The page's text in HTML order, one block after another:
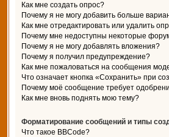
Как мне создать опрос?
Почему я не могу добавить больше
Как мне отредактировать или удалить
Почему мне недоступны некоторые
Почему я не могу добавлять вложения?
Почему я получил предупреждение?
Как мне пожаловаться на сообщения
Что означает кнопка «Сохранить» при
Почему моё сообщение требует
Как мне вновь поднять мою тему?
Форматирование сообщений и типы
Что такое BBCode?